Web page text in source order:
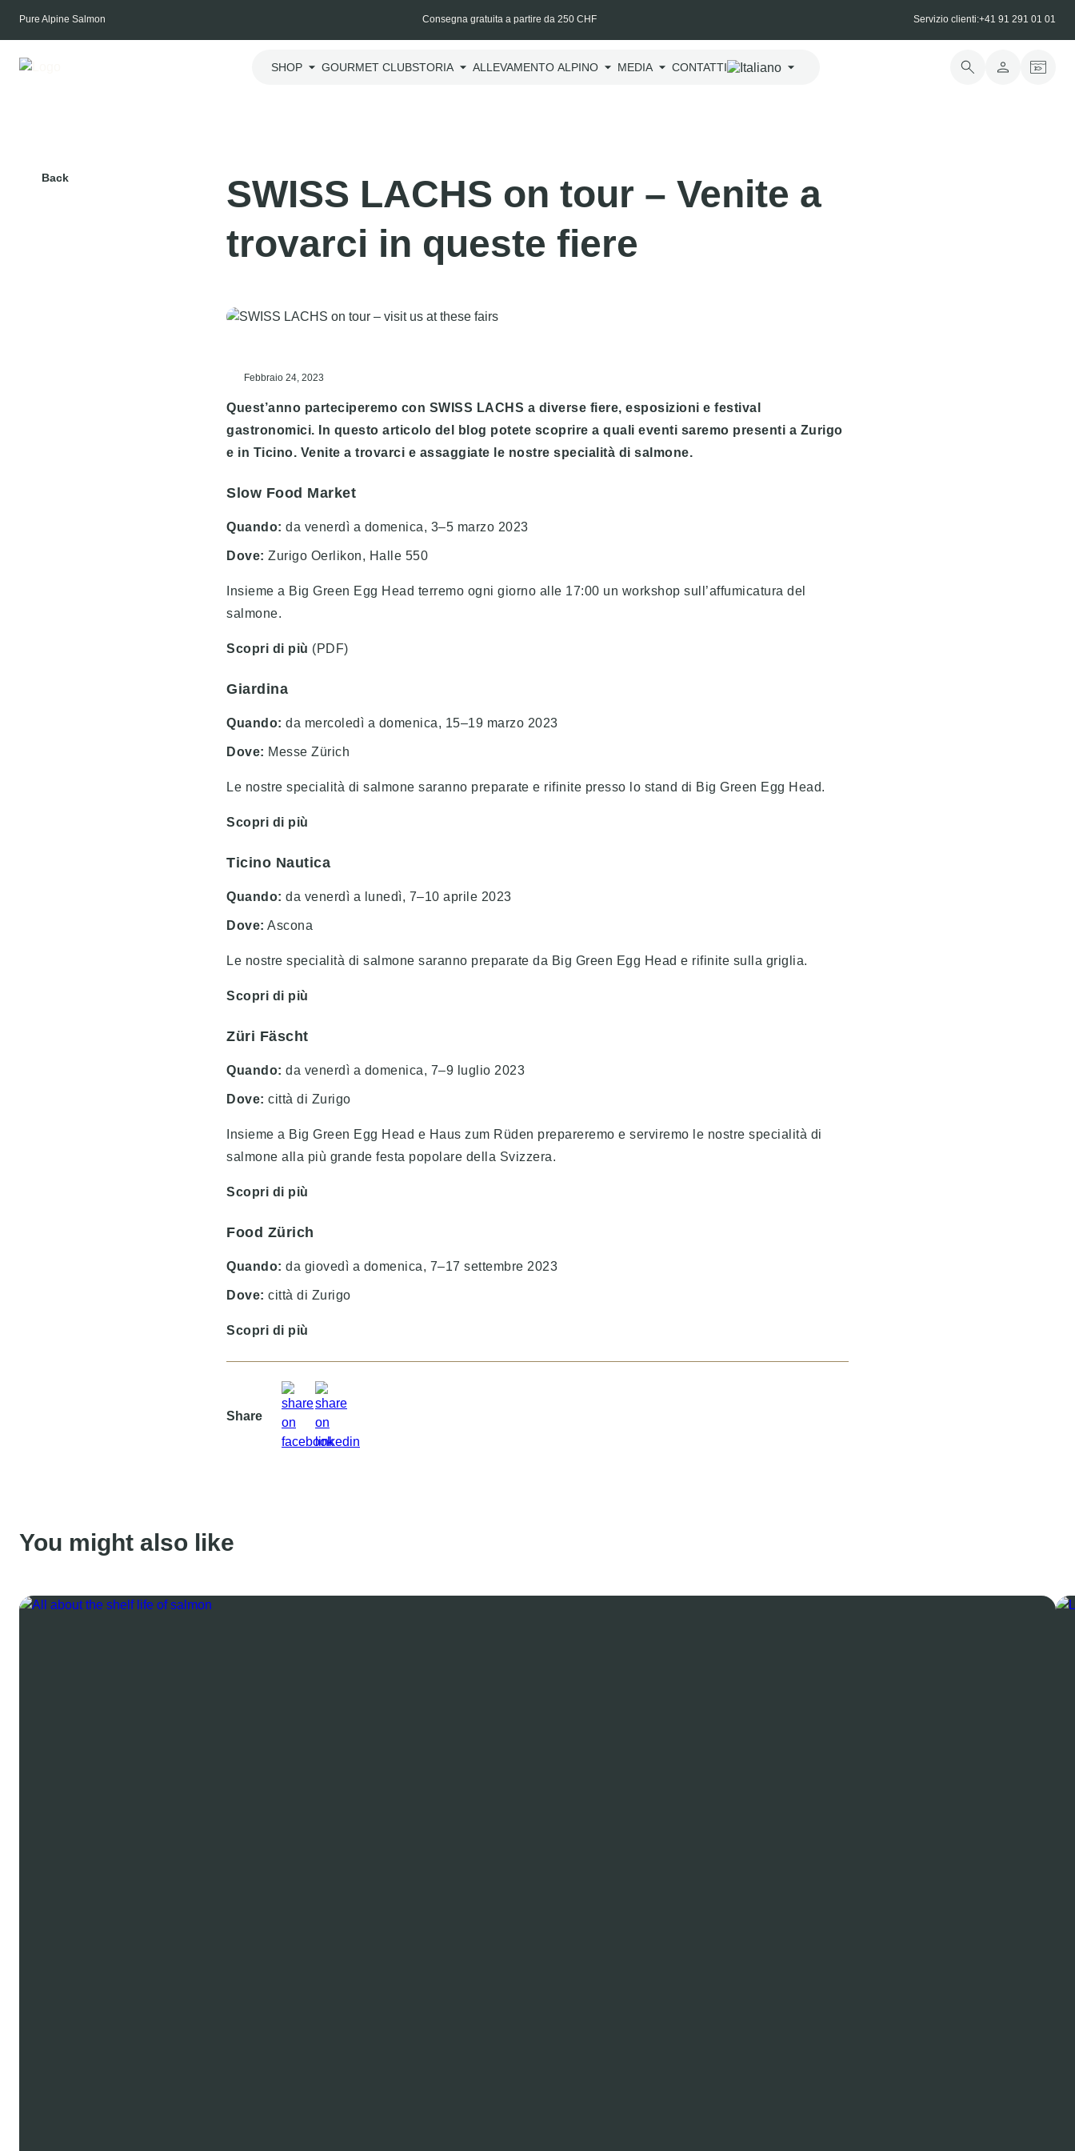
Pure Alpine Salmon Consegna gratuita a partire da 250 CHF Servizio clienti:+41 91 291 01 01
SHOP GOURMET CLUBSTORIA ALLEVAMENTO ALPINO MEDIA CONTATTI
Back
SWISS LACHS on tour – Venite a
trovarci in queste fiere
Febbraio 24, 2023
Quest’anno parteciperemo con SWISS LACHS a diverse fiere, esposizioni e festival
gastronomici. In questo articolo del blog potete scoprire a quali eventi saremo presenti a Zurigo
e in Ticino. Venite a trovarci e assaggiate le nostre specialità di salmone.
Slow Food Market
Quando: da venerdì a domenica, 3–5 marzo 2023
Dove: Zurigo Oerlikon, Halle 550
Insieme a Big Green Egg Head terremo ogni giorno alle 17:00 un workshop sull’affumicatura del
salmone.
Scopri di più (PDF)
Giardina
Quando: da mercoledì a domenica, 15–19 marzo 2023
Dove: Messe Zürich
Le nostre specialità di salmone saranno preparate e rifinite presso lo stand di Big Green Egg Head.
Scopri di più
Ticino Nautica
Quando: da venerdì a lunedì, 7–10 aprile 2023
Dove: Ascona
Le nostre specialità di salmone saranno preparate da Big Green Egg Head e rifinite sulla griglia.
Scopri di più
Züri Fäscht
Quando: da venerdì a domenica, 7–9 luglio 2023
Dove: città di Zurigo
Insieme a Big Green Egg Head e Haus zum Rüden prepareremo e serviremo le nostre specialità di
salmone alla più grande festa popolare della Svizzera.
Scopri di più
Food Zürich
Quando: da giovedì a domenica, 7–17 settembre 2023
Dove: città di Zurigo
Scopri di più
Share
You might also like